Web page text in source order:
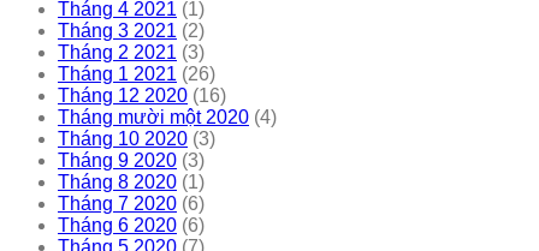
Tháng 4 2021 (1)
Tháng 3 2021 (2)
Tháng 2 2021 (3)
Tháng 1 2021 (26)
Tháng 12 2020 (16)
Tháng mười một 2020 (4)
Tháng 10 2020 (3)
Tháng 9 2020 (3)
Tháng 8 2020 (1)
Tháng 7 2020 (6)
Tháng 6 2020 (6)